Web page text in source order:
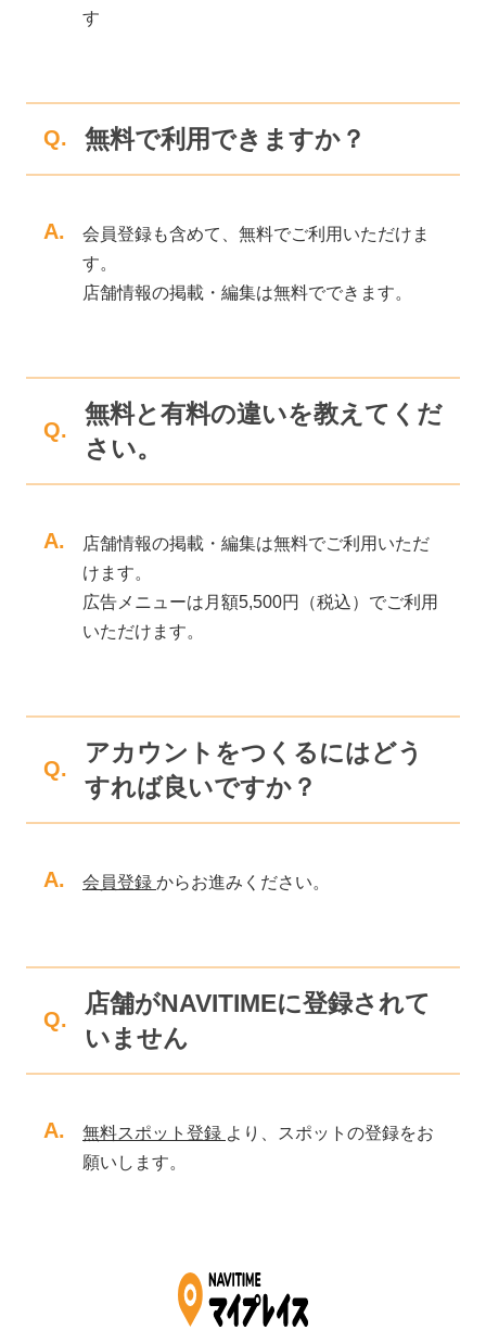
す
Q. 無料で利用できますか？
A.
会員登録も含めて、無料でご利用いただけま
す。
店舗情報の掲載・編集は無料でできます。
Q.
無料と有料の違いを教えてくだ
さい。
A.
店舗情報の掲載・編集は無料でご利用いただ
けます。
広告メニューは月額5,500円（税込）でご利用
いただけます。
Q.
アカウントをつくるにはどう
すれば良いですか？
A. 会員登録 からお進みください。
Q.
店舗がNAVITIMEに登録されて
いません
A. 無料スポット登録 より、スポットの登録をお
願いします。